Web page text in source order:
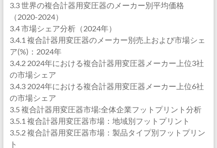
3.3 世界の複合計器用変圧器のメーカー別平均価格
（2020-2024）
3.4 市場シェア分析（2024年）
3.4.1 複合計器用変圧器のメーカー別売上および市場シェ
ア(%)：2024年
3.4.2 2024年における複合計器用変圧器メーカー上位3社
の市場シェア
3.4.3 2024年における複合計器用変圧器メーカー上位6社
の市場シェア
3.5 複合計器用変圧器市場:全体企業フットプリント分析
3.5.1 複合計器用変圧器市場：地域別フットプリント
3.5.2 複合計器用変圧器市場：製品タイプ別フットプリン
ト